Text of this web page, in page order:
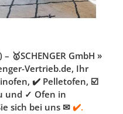
GmbH »
Vertrieb.de, Ihr
✔️ Pelletofen, ☑️
und ✓ Ofen in
sich bei uns ✉✔️.